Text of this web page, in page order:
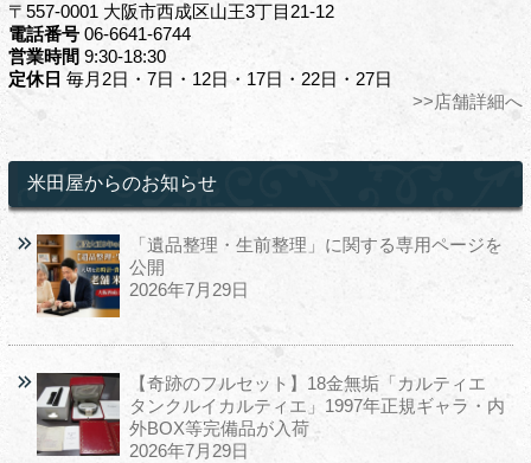
〒557-0001 大阪市西成区山王3丁目21-12
電話番号06-6641-6744
営業時間 9:30-18:30
定休日 毎月2日・7日・12日・17日・22日・27日
>>店舗詳細へ
米田屋からのお知らせ
「遺品整理・生前整理」に関する専用ページを
公開
2026年7月29日
【奇跡のフルセット】18金無垢「カルティエ
タンクルイカルティエ」1997年正規ギャラ・内
外BOX等完備品が入荷
2026年7月29日